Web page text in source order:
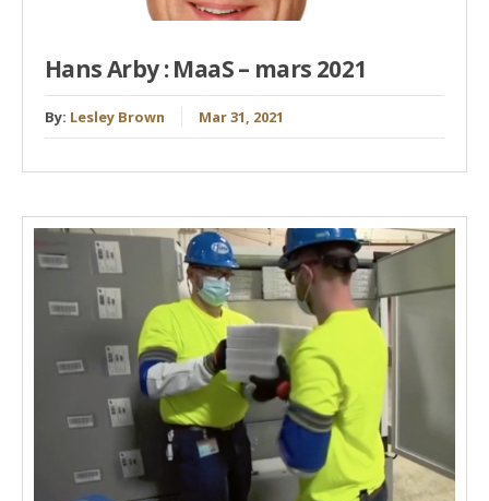
Hans Arby : MaaS – mars 2021
By: Lesley Brown Mar 31, 2021